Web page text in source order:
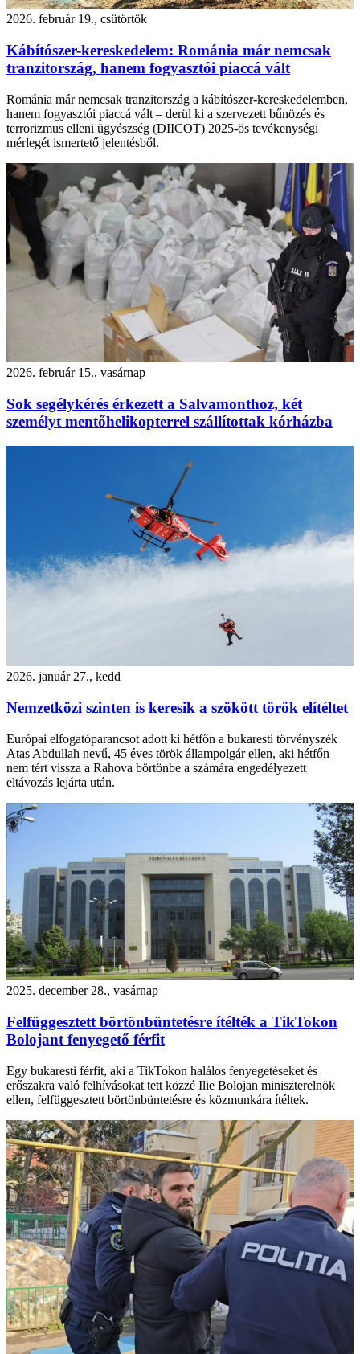
2026. február 19., csütörtök
Kábítószer-kereskedelem: Románia már nemcsak
tranzitország, hanem fogyasztói piaccá vált
Románia már nemcsak tranzitország a kábítószer-kereskedelemben,
hanem fogyasztói piaccá vált – derül ki a szervezett bűnözés és
terrorizmus elleni ügyészség (DIICOT) 2025-ös tevékenységi
mérlegét ismertető jelentésből.
2026. február 15., vasárnap
Sok segélykérés érkezett a Salvamonthoz, két
személyt mentőhelikopterrel szállítottak kórházba
2026. január 27., kedd
Nemzetközi szinten is keresik a szökött török elítéltet
Európai elfogatóparancsot adott ki hétfőn a bukaresti törvényszék
Atas Abdullah nevű, 45 éves török állampolgár ellen, aki hétfőn
nem tért vissza a Rahova börtönbe a számára engedélyezett
eltávozás lejárta után.
2025. december 28., vasárnap
Felfüggesztett börtönbüntetésre ítélték a TikTokon
Bolojant fenyegető férfit
Egy bukaresti férfit, aki a TikTokon halálos fenyegetéseket és
erőszakra való felhívásokat tett közzé Ilie Bolojan miniszterelnök
ellen, felfüggesztett börtönbüntetésre és közmunkára ítéltek.